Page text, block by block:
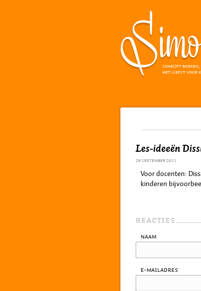
SCHRIJFT
HET LIEFST VOOR
Les-ideeën
29 september 2011
Voor docenten:
kinderen
REACTIES
Naam
E-mailadres